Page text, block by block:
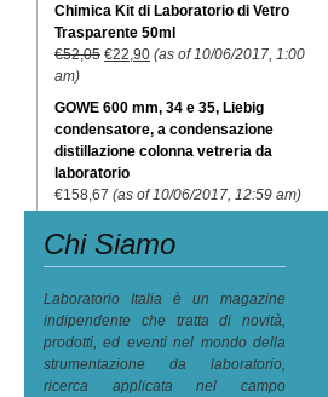
Chimica Kit di Laboratorio di Vetro
Trasparente 50ml
€52,05 €22,90 (as of 10/06/2017, 1:00
am)
GOWE 600 mm, 34 e 35, Liebig
condensatore, a condensazione
distillazione colonna vetreria da
laboratorio
€158,67 (as of 10/06/2017, 12:59 am)
Chi Siamo
Laboratorio Italia è un magazine
indipendente che tratta di novità,
prodotti, ed eventi nel mondo della
strumentazione da laboratorio,
ricerca applicata nel campo